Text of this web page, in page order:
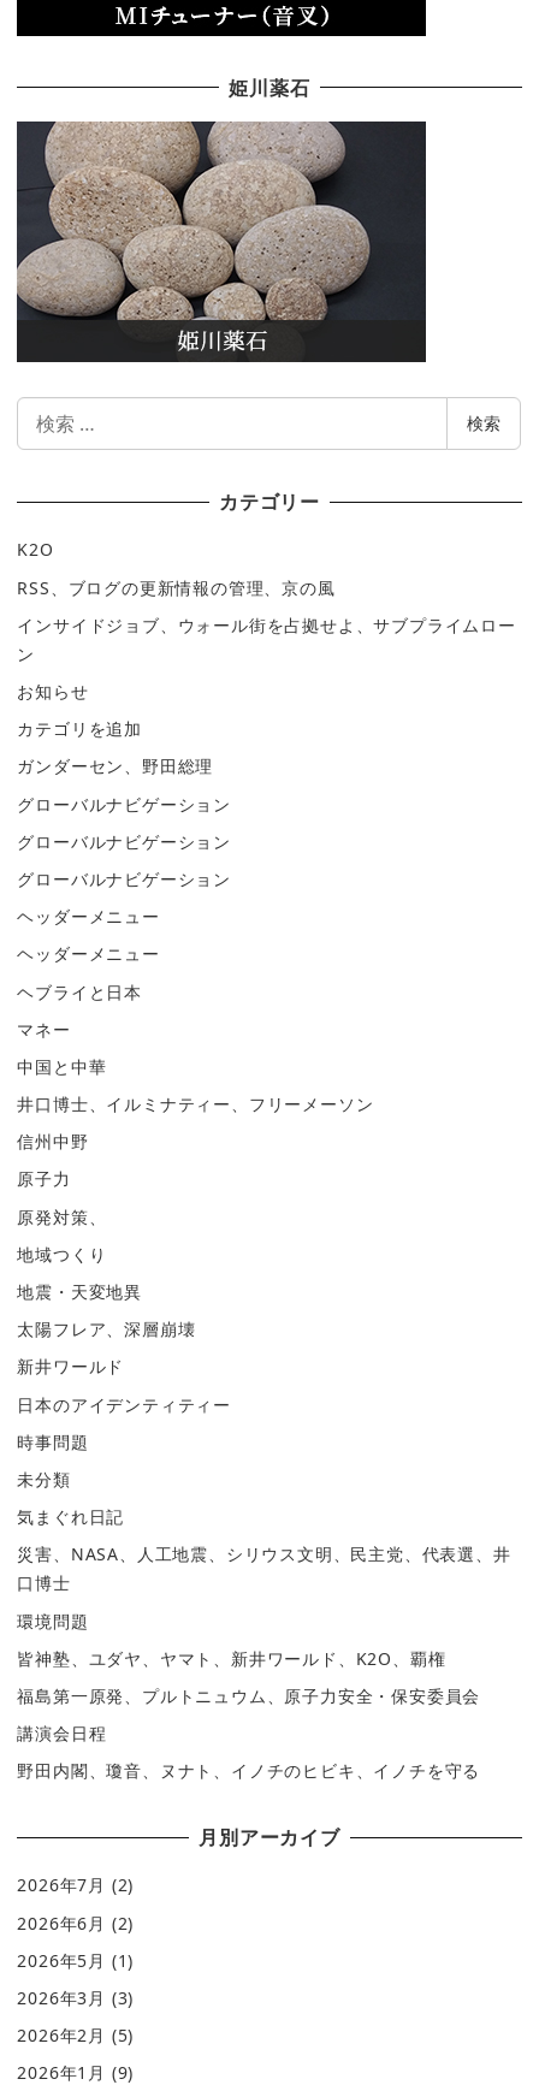
姫川薬石
検
検索
カテゴリー
K2O
RSS、ブログの更新情報の管理、京の風
インサイドジョブ、ウォール街を占拠せよ、サブプライムロー
ン
お知らせ
カテゴリを追加
ガンダーセン、野田総理
グローバルナビゲーション
グローバルナビゲーション
グローバルナビゲーション
ヘッダーメニュー
ヘッダーメニュー
ヘブライと日本
マネー
中国と中華
井口博士、イルミナティー、フリーメーソン
信州中野
原子力
原発対策、
地域つくり
地震・天変地異
太陽フレア、深層崩壊
新井ワールド
日本のアイデンティティー
時事問題
未分類
気まぐれ日記
災害、NASA、人工地震、シリウス文明、民主党、代表選、井
口博士
環境問題
皆神塾、ユダヤ、ヤマト、新井ワールド、K2O、覇権
福島第一原発、プルトニュウム、原子力安全・保安委員会
講演会日程
野田内閣、瓊音、ヌナト、イノチのヒビキ、イノチを守る
月別アーカイブ
2026年7月 (2)
2026年6月 (2)
2026年5月 (1)
2026年3月 (3)
2026年2月 (5)
2026年1月 (9)